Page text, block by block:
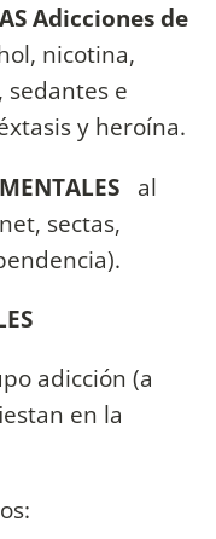
Adicciones de
nicotina,
sedantes e
y heroína.
al
sectas,
adicción (a
en la